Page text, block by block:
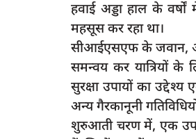
हवाई अड्डा हाल के
महसूस कर रहा था।
सीआईएसएफ के जवान,
समन्वय कर यात्रियों के
सुरक्षा उपायों का
अन्य गैरकानूनी
शुरुआती चरण में, एक उप
संघर्ष,दबंगों ने
रायबरेली-
मुकदमा...
Jun 24, 2023